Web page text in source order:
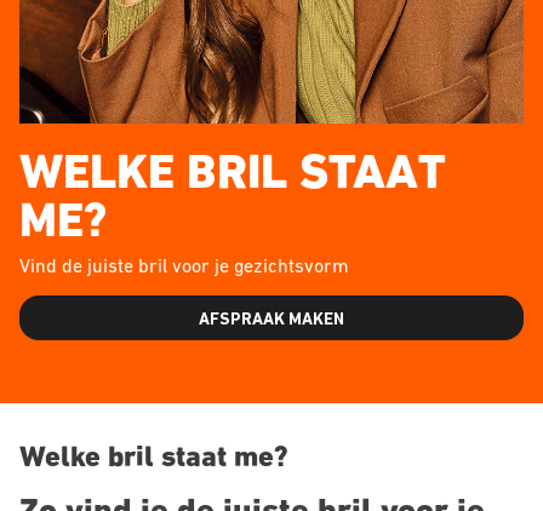
WELKE BRIL STAAT
ME?
Vind de juiste bril voor je gezichtsvorm
AFSPRAAK MAKEN
Welke bril staat me?